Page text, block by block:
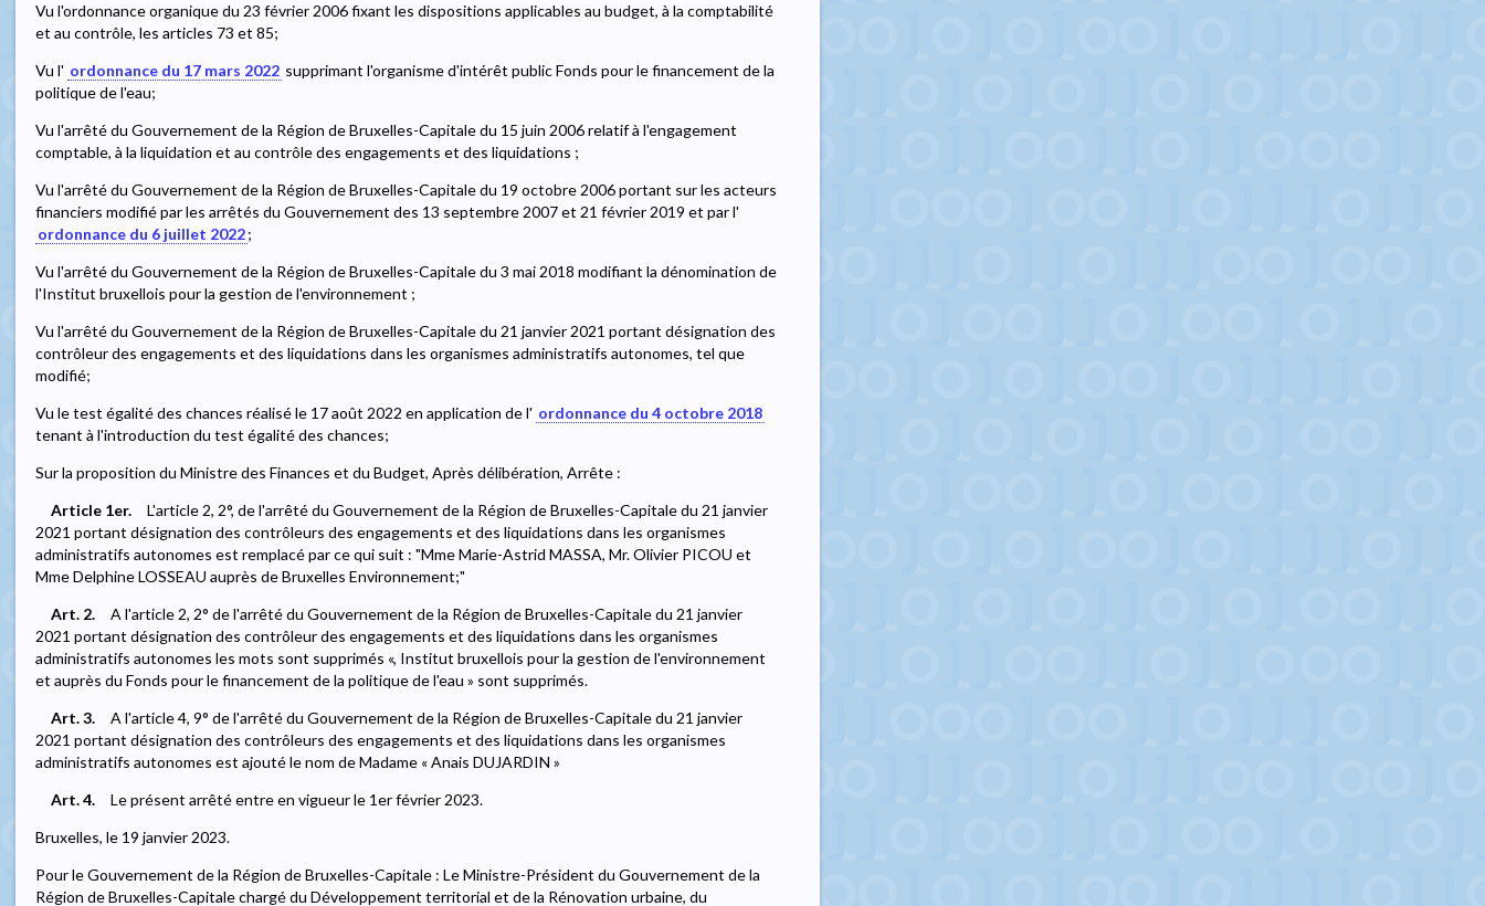
Vu l'ordonnance organique du 23 février 2006 fixant les dispositions applicables au budget, à la comptabilité
et au contrôle, les articles 73 et 85;
Vu l' ordonnance du 17 mars 2022 supprimant l'organisme d'intérêt public Fonds pour le financement de la
politique de l'eau;
Vu l'arrêté du Gouvernement de la Région de Bruxelles-Capitale du 15 juin 2006 relatif à l'engagement
comptable, à la liquidation et au contrôle des engagements et des liquidations ;
Vu l'arrêté du Gouvernement de la Région de Bruxelles-Capitale du 19 octobre 2006 portant sur les acteurs
financiers modifié par les arrêtés du Gouvernement des 13 septembre 2007 et 21 février 2019 et par l'
ordonnance du 6 juillet 2022;
Vu l'arrêté du Gouvernement de la Région de Bruxelles-Capitale du 3 mai 2018 modifiant la dénomination de
l'Institut bruxellois pour la gestion de l'environnement ;
Vu l'arrêté du Gouvernement de la Région de Bruxelles-Capitale du 21 janvier 2021 portant désignation des
contrôleur des engagements et des liquidations dans les organismes administratifs autonomes, tel que
modifié;
Vu le test égalité des chances réalisé le 17 août 2022 en application de l' ordonnance du 4 octobre 2018
tenant à l'introduction du test égalité des chances;
Sur la proposition du Ministre des Finances et du Budget, Après délibération, Arrête :
Article 1er.
L'article 2, 2°, de l'arrêté du Gouvernement de la Région de Bruxelles-Capitale du 21 janvier
2021 portant désignation des contrôleurs des engagements et des liquidations dans les organismes
administratifs autonomes est remplacé par ce qui suit : "Mme Marie-Astrid MASSA, Mr. Olivier PICOU et
Mme Delphine LOSSEAU auprès de Bruxelles Environnement;"
Art. 2.
A l'article 2, 2° de l'arrêté du Gouvernement de la Région de Bruxelles-Capitale du 21 janvier
2021 portant désignation des contrôleur des engagements et des liquidations dans les organismes
administratifs autonomes les mots sont supprimés «, Institut bruxellois pour la gestion de l'environnement
et auprès du Fonds pour le financement de la politique de l'eau » sont supprimés.
Art. 3.
A l'article 4, 9° de l'arrêté du Gouvernement de la Région de Bruxelles-Capitale du 21 janvier
2021 portant désignation des contrôleurs des engagements et des liquidations dans les organismes
administratifs autonomes est ajouté le nom de Madame « Anais DUJARDIN »
Art. 4.
Le présent arrêté entre en vigueur le 1er février 2023.
Bruxelles, le 19 janvier 2023.
Pour le Gouvernement de la Région de Bruxelles-Capitale : Le Ministre-Président du Gouvernement de la
Région de Bruxelles-Capitale chargé du Développement territorial et de la Rénovation urbaine, du